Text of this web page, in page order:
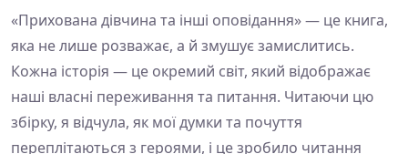
«Прихована дівчина та інші оповідання» — це книга,
яка не лише розважає, а й змушує замислитись.
Кожна історія — це окремий світ, який відображає
наші власні переживання та питання. Читаючи цю
збірку, я відчула, як мої думки та почуття
переплітаються з героями, і це зробило читання